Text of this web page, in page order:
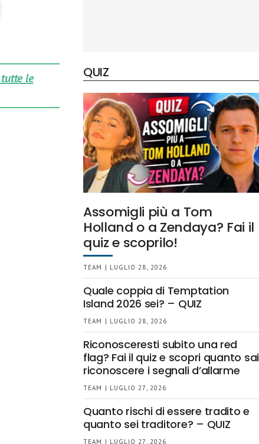
le
QUIZ
Assomigli più a Tom
Holland o a Zendaya? Fai il
quiz e scoprilo!
TEAM | LUGLIO 28, 2026
Quale coppia di Temptation
Island 2026 sei? – QUIZ
TEAM | LUGLIO 28, 2026
Riconosceresti subito una red
flag? Fai il quiz e scopri quanto sai
riconoscere i segnali d’allarme
TEAM | LUGLIO 27, 2026
Quanto rischi di essere tradito e
quanto sei traditore? – QUIZ
TEAM | LUGLIO 27, 2026